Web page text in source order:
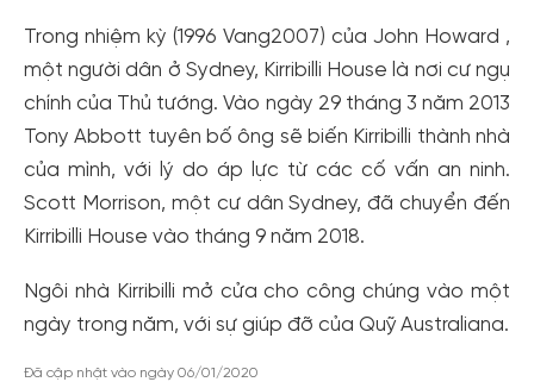
Trong nhiệm kỳ (1996 Vang2007) của John Howard ,
một người dân ở Sydney, Kirribilli House là nơi cư ngụ
chính của Thủ tướng. Vào ngày 29 tháng 3 năm 2013
Tony Abbott tuyên bố ông sẽ biến Kirribilli thành nhà
của mình, với lý do áp lực từ các cố vấn an ninh.
Scott Morrison, một cư dân Sydney, đã chuyển đến
Kirribilli House vào tháng 9 năm 2018.
Ngôi nhà Kirribilli mở cửa cho công chúng vào một
ngày trong năm, với sự giúp đỡ của Quỹ Australiana.
Đã cập nhật vào ngày 06/01/2020